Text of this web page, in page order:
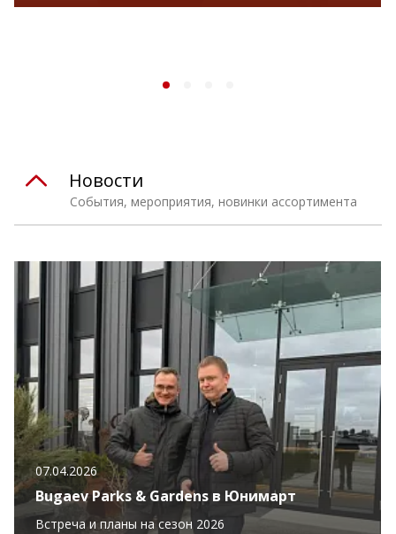
События, мероприятия, новинки ассортимента
Новости
07.04.2026
Bugaev Parks & Gardens в Юнимарт
Встреча и планы на сезон 2026